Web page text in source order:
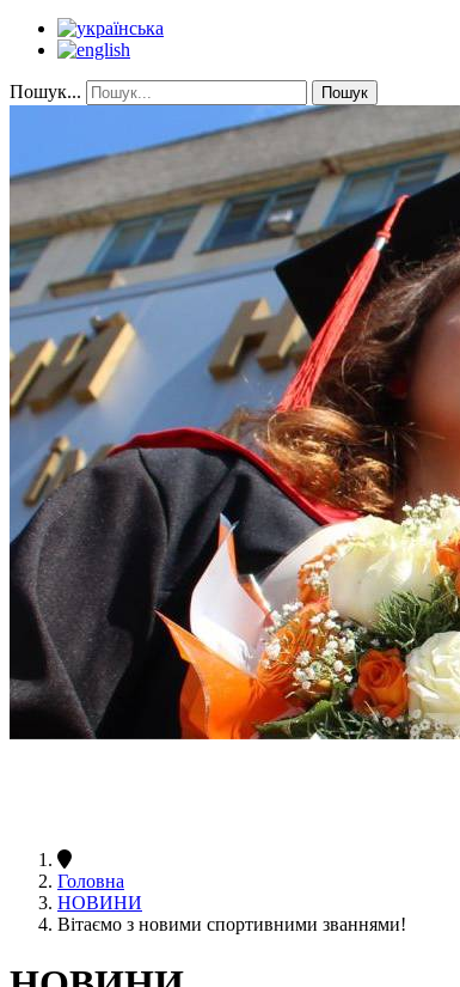
Пошук... Пошук
Головна
НОВИНИ
Вітаємо з новими спортивними званнями!